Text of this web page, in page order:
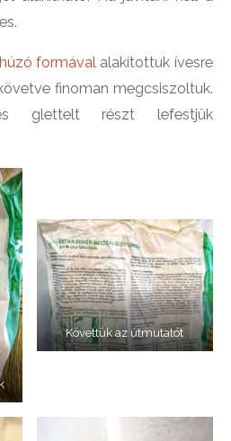
formával alakítottuk ívesre
finoman megcsiszoltuk.
glettelt részt lefestjük
Követtük az útmutatót